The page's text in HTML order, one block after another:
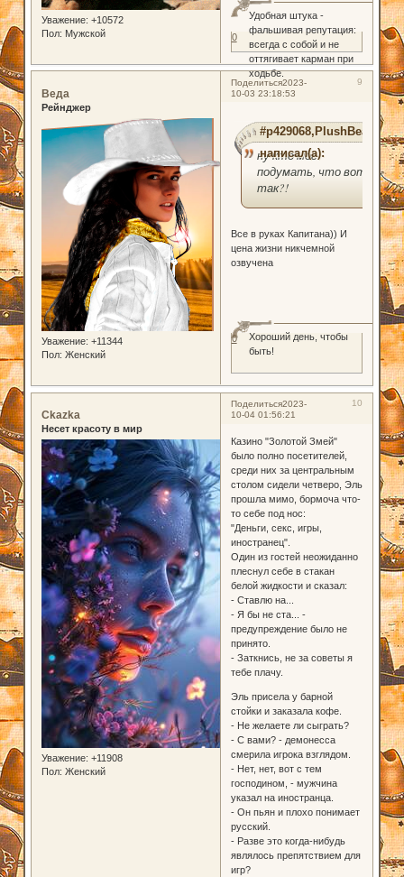
Уважение: +10572
Пол: Мужской
Удобная штука -
фальшивая репутация:
всегда с собой и не
оттягивает карман при
ходьбе.
0
Поделиться 9
2023-
10-03 23:18:53
Веда
Рейнджер
Уважение: +11344
Пол: Женский
#p429068,PlushBear
написал(а):
ну кто мог
подумать, что вот
так?!
Все в руках Капитана)) И
цена жизни никчемной
озвучена
Хороший день, чтобы
быть!
0
Поделиться 10
2023-
10-04 01:56:21
Ckazka
Несет красоту в мир
Уважение: +11908
Пол: Женский
Казино "Золотой Змей"
было полно посетителей,
среди них за центральным
столом сидели четверо, Эль
прошла мимо, бормоча что-
то себе под нос:
"Деньги, секс, игры,
иностранец".
Один из гостей неожиданно
плеснул себе в стакан
белой жидкости и сказал:
- Ставлю на...
- Я бы не ста... -
предупреждение было не
принято.
- Заткнись, не за советы я
тебе плачу.
Эль присела у барной
стойки и заказала кофе.
- Не желаете ли сыграть?
- С вами? - демонесса
смерила игрока взглядом.
- Нет, нет, вот с тем
господином, - мужчина
указал на иностранца.
- Он пьян и плохо понимает
русский.
- Разве это когда-нибудь
являлось препятствием для
игр?